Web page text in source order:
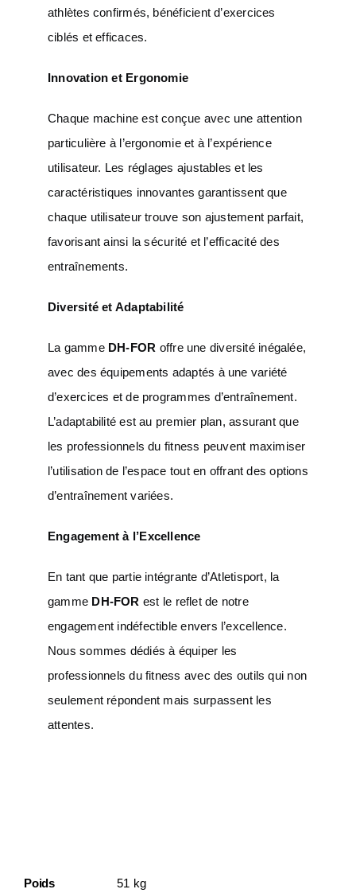
athlètes confirmés, bénéficient d’exercices
ciblés et efficaces.
Innovation et Ergonomie
Chaque machine est conçue avec une attention
particulière à l’ergonomie et à l’expérience
utilisateur. Les réglages ajustables et les
caractéristiques innovantes garantissent que
chaque utilisateur trouve son ajustement parfait,
favorisant ainsi la sécurité et l’efficacité des
entraînements.
Diversité et Adaptabilité
La gamme DH-FOR offre une diversité inégalée,
avec des équipements adaptés à une variété
d’exercices et de programmes d’entraînement.
L’adaptabilité est au premier plan, assurant que
les professionnels du fitness peuvent maximiser
l’utilisation de l’espace tout en offrant des options
d’entraînement variées.
Engagement à l’Excellence
En tant que partie intégrante d’Atletisport, la
gamme DH-FOR est le reflet de notre
engagement indéfectible envers l’excellence.
Nous sommes dédiés à équiper les
professionnels du fitness avec des outils qui non
seulement répondent mais surpassent les
attentes.
Poids 51 kg